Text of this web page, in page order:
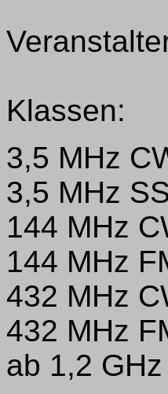
Klassen:
3,5 MHz
3,5 MHz
144 MHz
144 MHz
432 MHz
432 MHz
ab 1,2